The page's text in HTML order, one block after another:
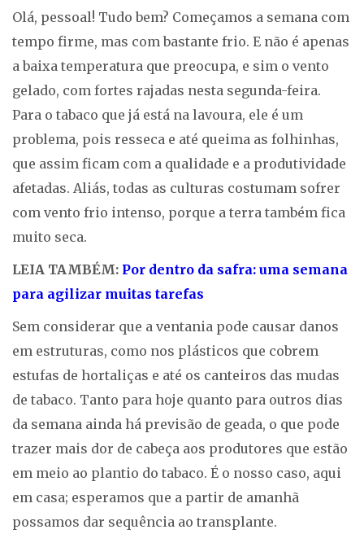
Olá, pessoal! Tudo bem? Começamos a semana com
tempo firme, mas com bastante frio. E não é apenas
a baixa temperatura que preocupa, e sim o vento
gelado, com fortes rajadas nesta segunda-feira.
Para o tabaco que já está na lavoura, ele é um
problema, pois resseca e até queima as folhinhas,
que assim ficam com a qualidade e a produtividade
afetadas. Aliás, todas as culturas costumam sofrer
com vento frio intenso, porque a terra também fica
muito seca.
LEIA TAMBÉM: Por dentro da safra: uma semana
para agilizar muitas tarefas
Sem considerar que a ventania pode causar danos
em estruturas, como nos plásticos que cobrem
estufas de hortaliças e até os canteiros das mudas
de tabaco. Tanto para hoje quanto para outros dias
da semana ainda há previsão de geada, o que pode
trazer mais dor de cabeça aos produtores que estão
em meio ao plantio do tabaco. É o nosso caso, aqui
em casa; esperamos que a partir de amanhã
possamos dar sequência ao transplante.